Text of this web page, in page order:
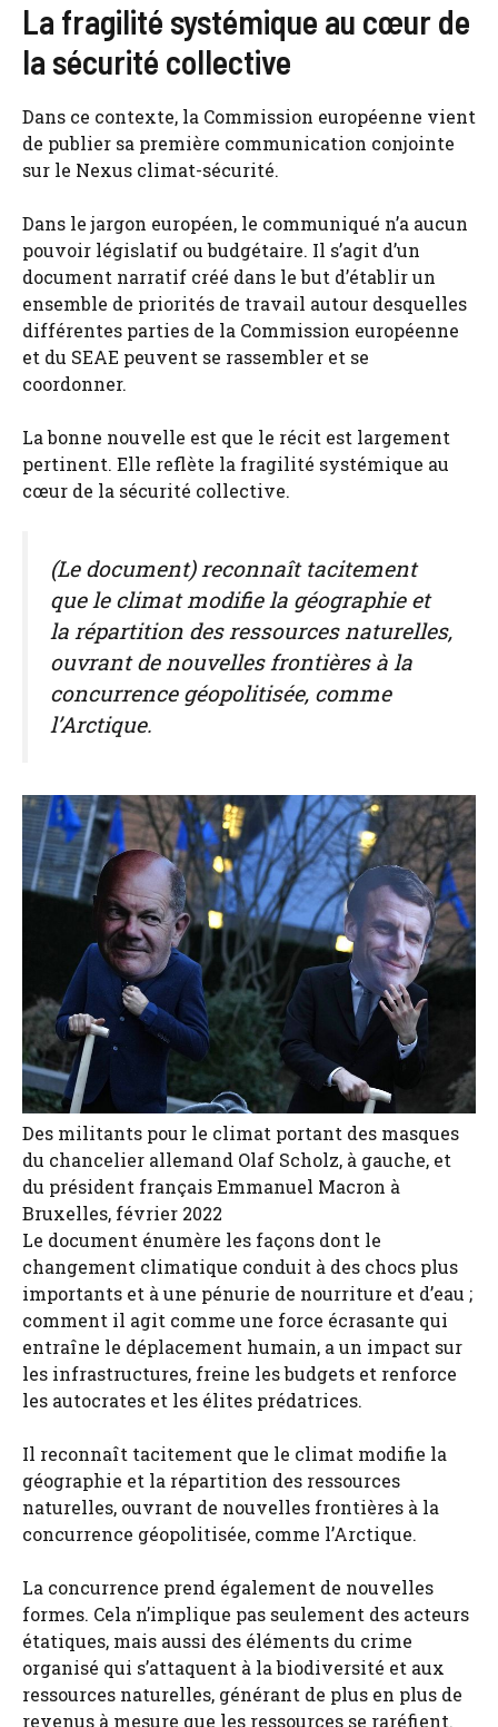
La fragilité systémique au cœur de
la sécurité collective
Dans ce contexte, la Commission européenne vient
de publier sa première communication conjointe
sur le Nexus climat-sécurité.
Dans le jargon européen, le communiqué n’a aucun
pouvoir législatif ou budgétaire. Il s’agit d’un
document narratif créé dans le but d’établir un
ensemble de priorités de travail autour desquelles
différentes parties de la Commission européenne
et du SEAE peuvent se rassembler et se
coordonner.
La bonne nouvelle est que le récit est largement
pertinent. Elle reflète la fragilité systémique au
cœur de la sécurité collective.
(Le document) reconnaît tacitement
que le climat modifie la géographie et
la répartition des ressources naturelles,
ouvrant de nouvelles frontières à la
concurrence géopolitisée, comme
l’Arctique.
Des militants pour le climat portant des masques
du chancelier allemand Olaf Scholz, à gauche, et
du président français Emmanuel Macron à
Bruxelles, février 2022
Le document énumère les façons dont le
changement climatique conduit à des chocs plus
importants et à une pénurie de nourriture et d’eau ;
comment il agit comme une force écrasante qui
entraîne le déplacement humain, a un impact sur
les infrastructures, freine les budgets et renforce
les autocrates et les élites prédatrices.
Il reconnaît tacitement que le climat modifie la
géographie et la répartition des ressources
naturelles, ouvrant de nouvelles frontières à la
concurrence géopolitisée, comme l’Arctique.
La concurrence prend également de nouvelles
formes. Cela n’implique pas seulement des acteurs
étatiques, mais aussi des éléments du crime
organisé qui s’attaquent à la biodiversité et aux
ressources naturelles, générant de plus en plus de
revenus à mesure que les ressources se raréfient.